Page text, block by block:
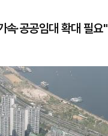
속·공공임대 확대 필요"